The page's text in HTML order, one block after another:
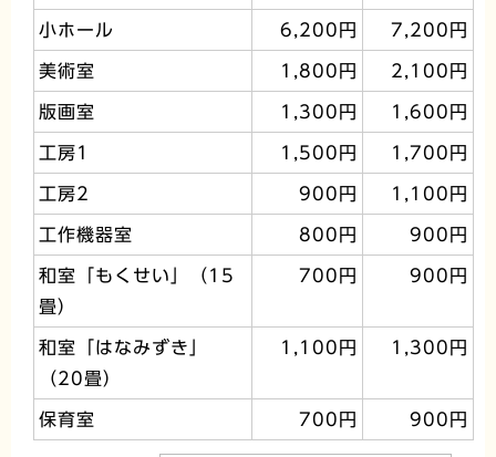
小ホール 6,200円 7,200円
美術室 1,800円 2,100円
版画室 1,300円 1,600円
工房1 1,500円 1,700円
工房2 900円 1,100円
工作機器室 800円 900円
和室「もくせい」（15
畳）
700円 900円
和室「はなみずき」
（20畳）
1,100円 1,300円
保育室 700円 900円